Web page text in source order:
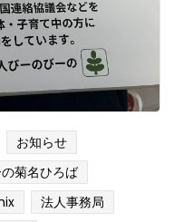
たか？
お知らせ
菊名ひろば
法人事務局